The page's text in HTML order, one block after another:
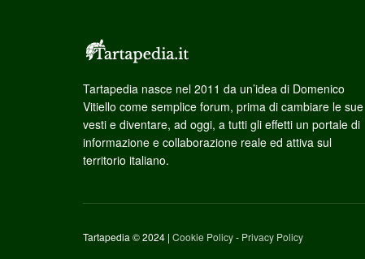
Tartapedia nasce nel 2011 da un’idea di Domenico
Vitiello come semplice forum, prima di cambiare le sue
vesti e diventare, ad oggi, a tutti gli effetti un portale di
informazione e collaborazione reale ed attiva sul
territorio italiano.
Tartapedia © 2024 | Cookie Policy- Privacy Policy